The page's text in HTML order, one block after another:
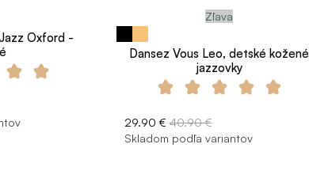
Oxford -
Zľava
Dansez Vous Leo, detské kožené
jazzovky
29.90 € 40.90 €
Skladom podľa variantov